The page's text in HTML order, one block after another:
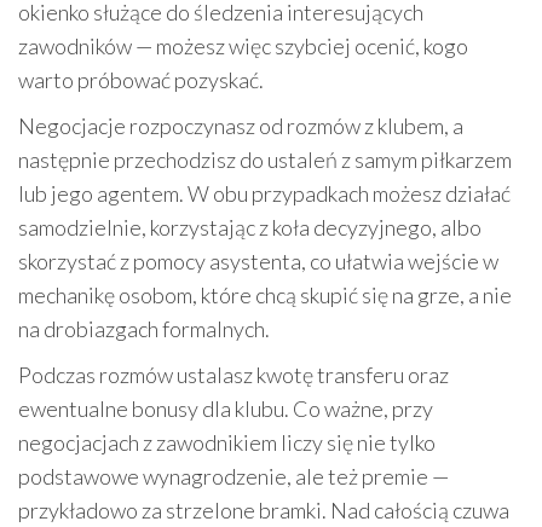
okienko służące do śledzenia interesujących
zawodników — możesz więc szybciej ocenić, kogo
warto próbować pozyskać.
Negocjacje rozpoczynasz od rozmów z klubem, a
następnie przechodzisz do ustaleń z samym piłkarzem
lub jego agentem. W obu przypadkach możesz działać
samodzielnie, korzystając z koła decyzyjnego, albo
skorzystać z pomocy asystenta, co ułatwia wejście w
mechanikę osobom, które chcą skupić się na grze, a nie
na drobiazgach formalnych.
Podczas rozmów ustalasz kwotę transferu oraz
ewentualne bonusy dla klubu. Co ważne, przy
negocjacjach z zawodnikiem liczy się nie tylko
podstawowe wynagrodzenie, ale też premie —
przykładowo za strzelone bramki. Nad całością czuwa